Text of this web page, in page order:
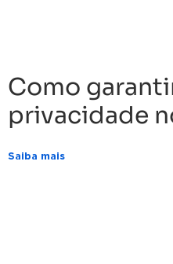
Como
privacidade
Saiba mais